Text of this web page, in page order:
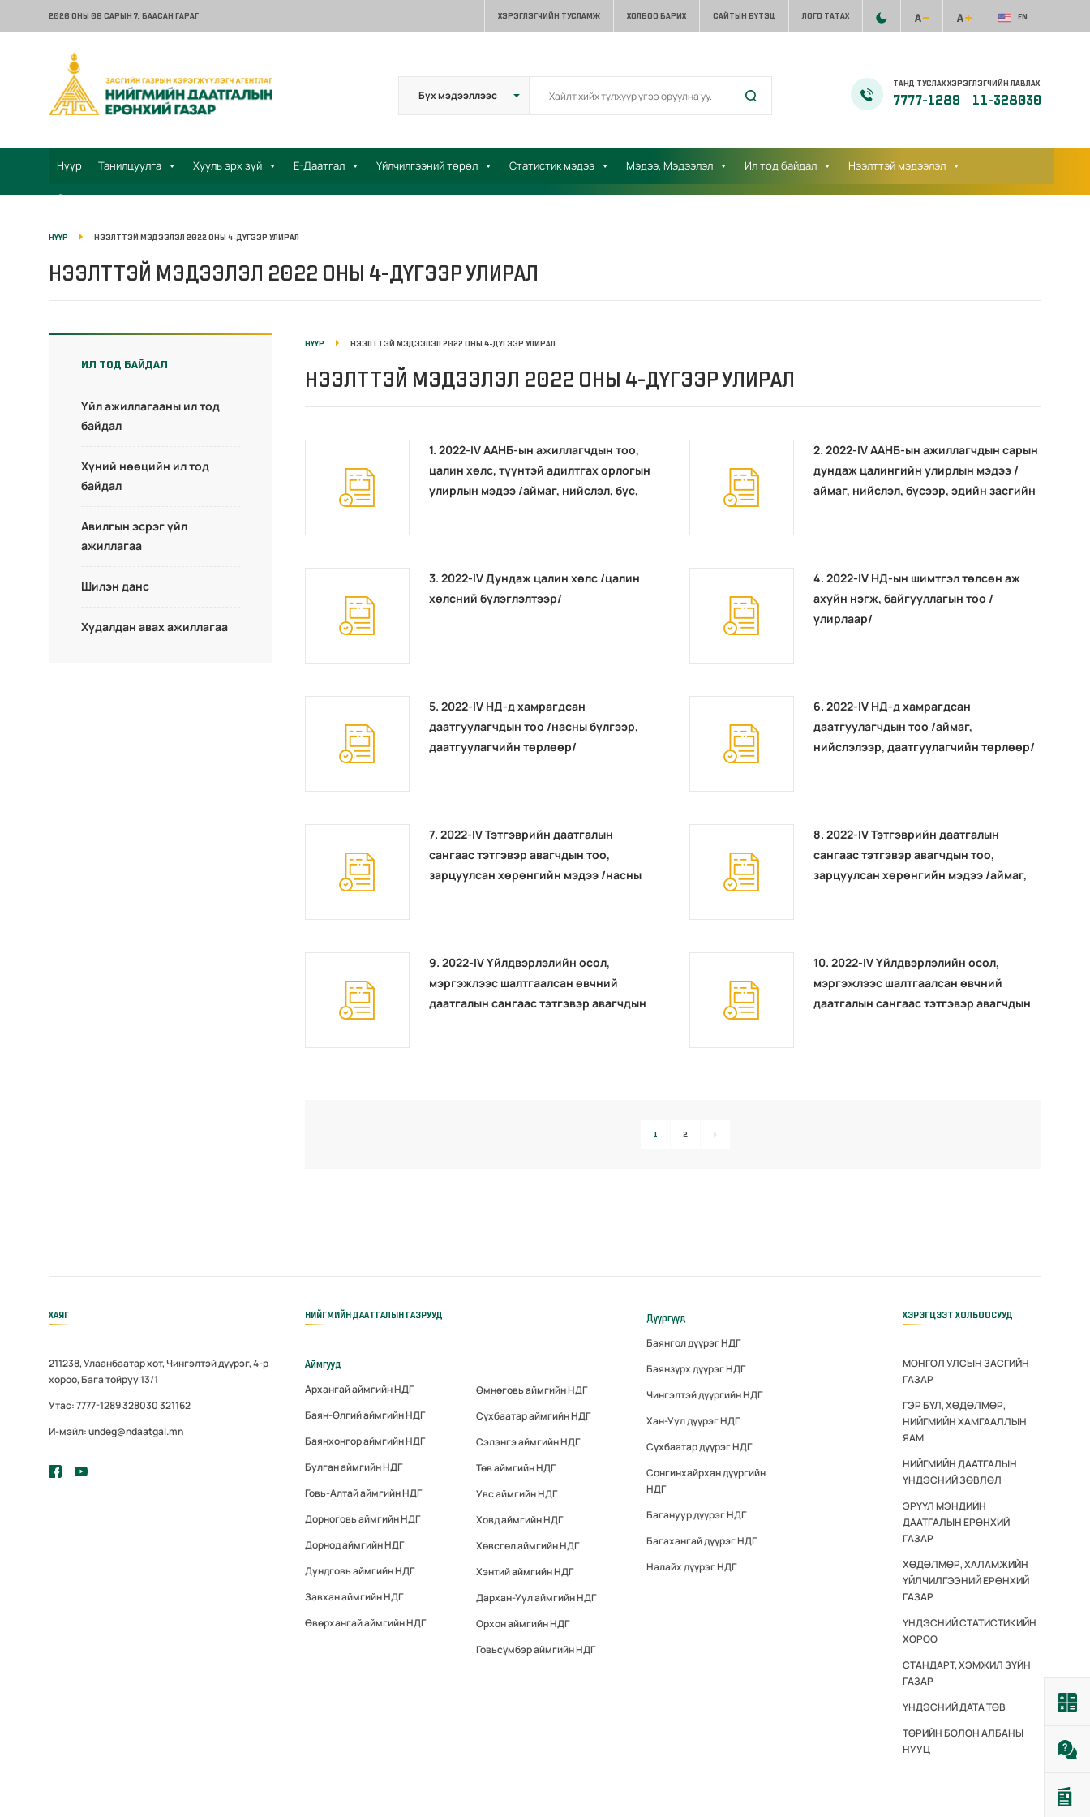
2026 ОНЫ 08 САРЫН 7, БААСАН ГАРАГ ХЭРЭГЛЭГЧИЙН ТУСЛАМЖ ХОЛБОО БАРИХ САЙТЫН БҮТЭЦ ЛОГО ТАТАХ EN
ТАНД ТУСЛАХ ХЭРЭГЛЭГЧИЙН ЛАВЛАХ
7777-1289 11-328030
Нүүр Танилцуулга Хууль эрх зүй Е-Даатгал Үйлчилгээний төрөл Статистик мэдээ Мэдээ, Мэдээлэл Ил тод байдал Нээлттэй мэдээлэл
Санал хүсэлт
НҮҮР НЭЭЛТТЭЙ МЭДЭЭЛЭЛ 2022 ОНЫ 4-ДҮГЭЭР УЛИРАЛ
НЭЭЛТТЭЙ МЭДЭЭЛЭЛ 2022 ОНЫ 4-ДҮГЭЭР УЛИРАЛ
ИЛ ТОД БАЙДАЛ
Үйл ажиллагааны ил тод
байдал
Хүний нөөцийн ил тод
байдал
Авилгын эсрэг үйл
ажиллагаа
Шилэн данс
Худалдан авах ажиллагаа
НҮҮР НЭЭЛТТЭЙ МЭДЭЭЛЭЛ 2022 ОНЫ 4-ДҮГЭЭР УЛИРАЛ
НЭЭЛТТЭЙ МЭДЭЭЛЭЛ 2022 ОНЫ 4-ДҮГЭЭР УЛИРАЛ
1. 2022-IV ААНБ-ын ажиллагчдын тоо,
цалин хөлс, түүнтэй адилтгах орлогын
улирлын мэдээ /аймаг, нийслэл, бүс,
2. 2022-IV ААНБ-ын ажиллагчдын сарын
дундаж цалингийн улирлын мэдээ /
аймаг, нийслэл, бүсээр, эдийн засгийн
3. 2022-IV Дундаж цалин хөлс /цалин
хөлсний бүлэглэлтээр/
4. 2022-IV НД-ын шимтгэл төлсөн аж
ахуйн нэгж, байгууллагын тоо /
улирлаар/
5. 2022-IV НД-д хамрагдсан
даатгуулагчдын тоо /насны бүлгээр,
даатгуулагчийн төрлөөр/
6. 2022-IV НД-д хамрагдсан
даатгуулагчдын тоо /аймаг,
нийслэлээр, даатгуулагчийн төрлөөр/
7. 2022-IV Тэтгэврийн даатгалын
сангаас тэтгэвэр авагчдын тоо,
зарцуулсан хөрөнгийн мэдээ /насны
8. 2022-IV Тэтгэврийн даатгалын
сангаас тэтгэвэр авагчдын тоо,
зарцуулсан хөрөнгийн мэдээ /аймаг,
9. 2022-IV Үйлдвэрлэлийн осол,
мэргэжлээс шалтгаалсан өвчний
даатгалын сангаас тэтгэвэр авагчдын
10. 2022-IV Үйлдвэрлэлийн осол,
мэргэжлээс шалтгаалсан өвчний
даатгалын сангаас тэтгэвэр авагчдын
1 2
ХАЯГ
211238, Улаанбаатар хот, Чингэлтэй дүүрэг, 4-р
хороо, Бага тойруу 13/1
Утас: 7777-1289 328030 321162
И-мэйл: undeg@ndaatgal.mn
НИЙГМИЙН ДААТГАЛЫН ГАЗРУУД
Аймгууд
Архангай аймгийн НДГ
Баян-Өлгий аймгийн НДГ
Баянхонгор аймгийн НДГ
Булган аймгийн НДГ
Говь-Алтай аймгийн НДГ
Дорноговь аймгийн НДГ
Дорнод аймгийн НДГ
Дундговь аймгийн НДГ
Завхан аймгийн НДГ
Өвөрхангай аймгийн НДГ
Өмнөговь аймгийн НДГ
Сүхбаатар аймгийн НДГ
Сэлэнгэ аймгийн НДГ
Төв аймгийн НДГ
Увс аймгийн НДГ
Ховд аймгийн НДГ
Хөвсгөл аймгийн НДГ
Хэнтий аймгийн НДГ
Дархан-Уул аймгийн НДГ
Орхон аймгийн НДГ
Говьсүмбэр аймгийн НДГ
Дүүргүүд
Баянгол дүүрэг НДГ
Баянзүрх дүүрэг НДГ
Чингэлтэй дүүргийн НДГ
Хан-Уул дүүрэг НДГ
Сүхбаатар дүүрэг НДГ
Сонгинхайрхан дүүргийн
НДГ
Багануур дүүрэг НДГ
Багахангай дүүрэг НДГ
Налайх дүүрэг НДГ
ХЭРЭГЦЭЭТ ХОЛБООСУУД
МОНГОЛ УЛСЫН ЗАСГИЙН
ГАЗАР
ГЭР БҮЛ, ХӨДӨЛМӨР,
НИЙГМИЙН ХАМГААЛЛЫН
ЯАМ
НИЙГМИЙН ДААТГАЛЫН
ҮНДЭСНИЙ ЗӨВЛӨЛ
ЭРҮҮЛ МЭНДИЙН
ДААТГАЛЫН ЕРӨНХИЙ
ГАЗАР
ХӨДӨЛМӨР, ХАЛАМЖИЙН
ҮЙЛЧИЛГЭЭНИЙ ЕРӨНХИЙ
ГАЗАР
ҮНДЭСНИЙ СТАТИСТИКИЙН
ХОРОО
СТАНДАРТ, ХЭМЖИЛ ЗҮЙН
ГАЗАР
ҮНДЭСНИЙ ДАТА ТӨВ
ТӨРИЙН БОЛОН АЛБАНЫ
НУУЦ